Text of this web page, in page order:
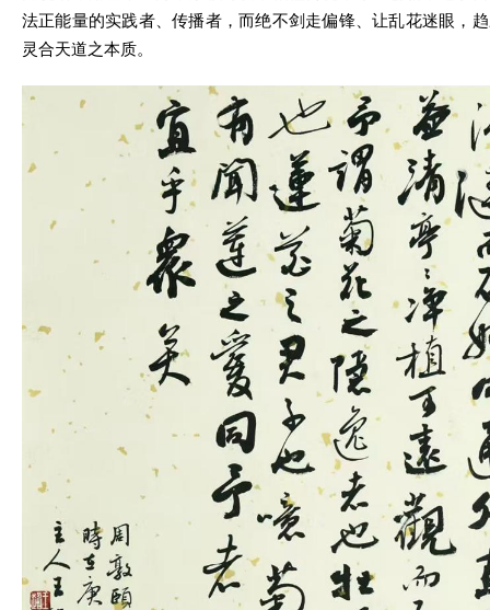
法正能量的实践者、传播者，而绝不剑走偏锋、让乱花迷眼，
灵合天道之本质。